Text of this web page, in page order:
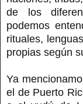
de los
podemos
rituales,
propias según
Ya
el de Puerto